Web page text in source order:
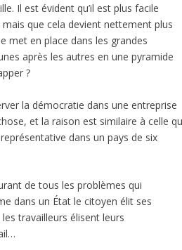
Il est évident qu’il est plus facile
que cela devient nettement plus
met en place dans les grandes
après les autres en une pyramide
?
la démocratie dans une entreprise
et la raison est similaire à celle
dans un pays de six
de tous les problèmes qui
dans un État le citoyen élit ses
travailleurs élisent leurs